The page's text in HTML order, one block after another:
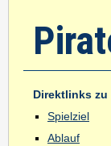
Direktlinks
Spielziel
Ablauf